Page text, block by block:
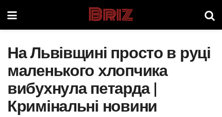
Briz
На Львівщині просто в руці
маленького хлопчика
вибухнула петарда |
Кримінальні новини